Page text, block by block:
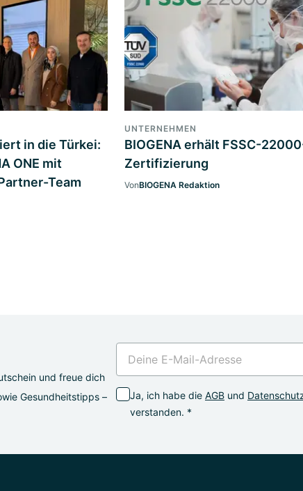
in die Türkei:
ONE mit
Team
UNTERNEHMEN
BIOGENA erhält FSSC-
Zertifizierung
VonBIOGENA Redaktion
und freue dich
Gesundheitstipps –
Ja, ich habe die AGB und
verstanden. *